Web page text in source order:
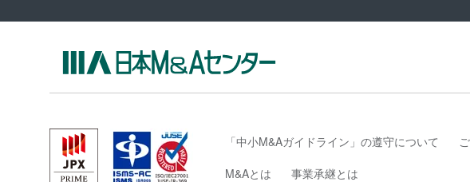
「中小M&Aガイドライン」の遵守について
M&Aとは
事業承継とは